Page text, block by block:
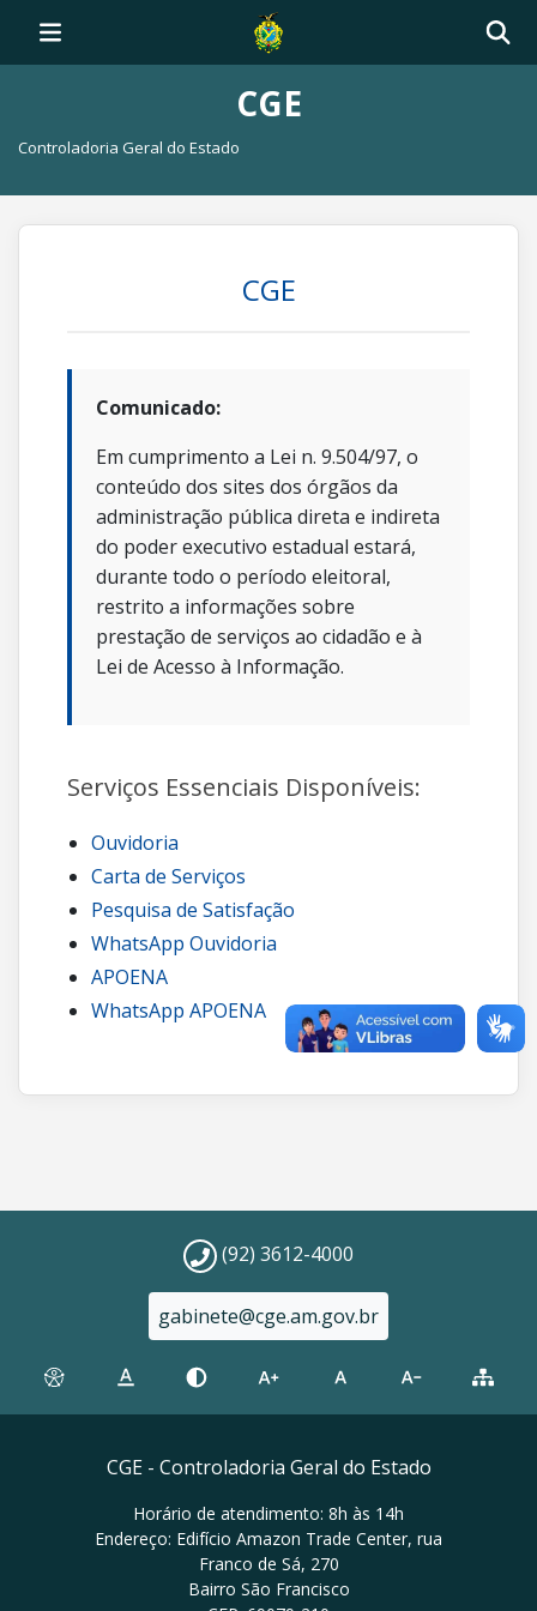
CGE
Controladoria Geral do Estado
CGE
Comunicado:
Em cumprimento a Lei n. 9.504/97, o
conteúdo dos sites dos órgãos da
administração pública direta e indireta
do poder executivo estadual estará,
durante todo o período eleitoral,
restrito a informações sobre
prestação de serviços ao cidadão e à
Lei de Acesso à Informação.
Serviços Essenciais Disponíveis:
Ouvidoria
Carta de Serviços
Pesquisa de Satisfação
WhatsApp Ouvidoria
APOENA
WhatsApp APOENA
(92) 3612-4000
gabinete@cge.am.gov.br
CGE - Controladoria Geral do Estado
Horário de atendimento: 8h às 14h
Endereço: Edifício Amazon Trade Center, rua
Franco de Sá, 270
Bairro São Francisco